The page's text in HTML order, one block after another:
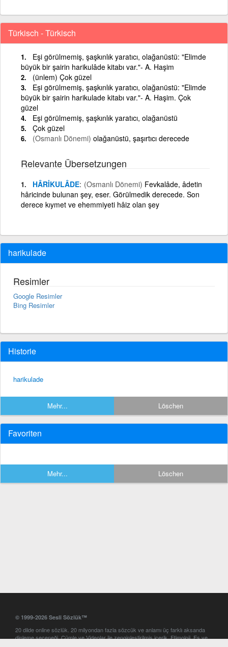
Türkisch - Türkisch
Eşi görülmemiş, şaşkınlık yaratıcı, olağanüstü: "Elimde
büyük bir şairin harikulâde kitabı var."- A. Haşim
(ünlem) Çok güzel
Eşi görülmemiş, şaşkınlık yaratıcı, olağanüstü: "Elimde
büyük bir şairin harikulade kitabı var."- A. Haşim. Çok
güzel
Eşi görülmemiş, şaşkınlık yaratıcı, olağanüstü
Çok güzel
(Osmanlı Dönemi) olağanüstü, şaşırtıcı derecede
Relevante Übersetzungen
HÂRİKULÂDE (Osmanlı Dönemi) Fevkalâde, âdetin
hâricinde bulunan şey, eser. Görülmedik derecede. Son
derece kıymet ve ehemmiyeti hâiz olan şey
harikulade
Resimler
Google Resimler
Bing Resimler
Historie
harikulade
Mehr... Löschen
Favoriten
Mehr... Löschen
© 1999-2026 Sesli Sözlük™
20 dilde online sözlük. 20 milyondan fazla sözcük ve anlamı üç farklı aksanda
dinleme seçeneği. Cümle ve Videolar ile zenginleştirilmiş içerik. Etimoloji, Eş ve